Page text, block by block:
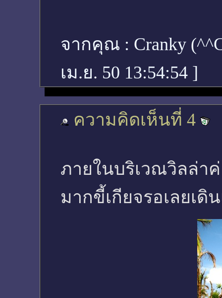
จากคุณ : Cranky
เม.ย. 50 13:54:54 ]
ความคิดเห็นที่ 4
ภายในบริเวณวิลล่า
มากขี้เกียจรอเลยเดิ